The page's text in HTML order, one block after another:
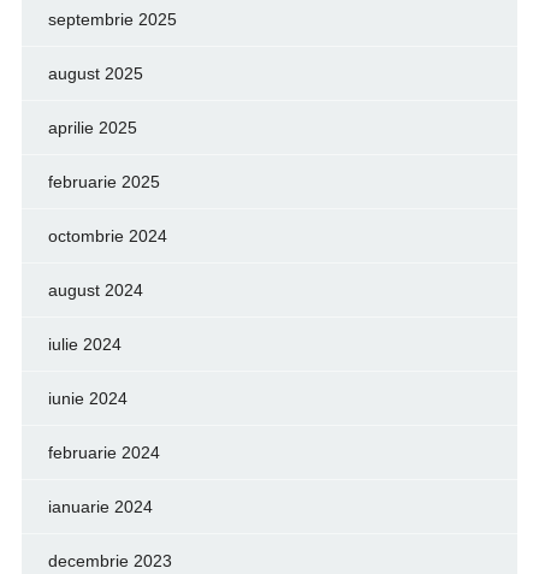
septembrie 2025
august 2025
aprilie 2025
februarie 2025
octombrie 2024
august 2024
iulie 2024
iunie 2024
februarie 2024
ianuarie 2024
decembrie 2023